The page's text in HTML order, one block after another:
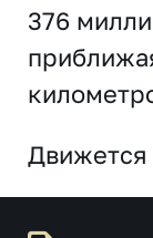
376
Движется